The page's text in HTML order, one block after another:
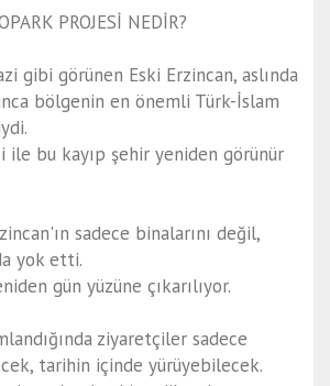
PROJESİ NEDİR?
gibi görünen Eski Erzincan, aslında
bölgenin en önemli Türk-İslam
ile bu kayıp şehir yeniden görünür
sadece binalarını değil,
yok etti.
gün yüzüne çıkarılıyor.
ziyaretçiler sadece
tarihin içinde yürüyebilecek.